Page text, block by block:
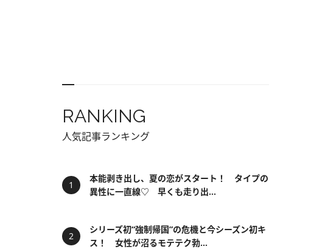
RANKING
人気記事ランキング
本能剥き出し、夏の恋がスタート！ タイプの
異性に一直線♡ 早くも走り出...
シリーズ初“強制帰国”の危機と今シーズン初キ
ス！ 女性が沼るモテテク勃...